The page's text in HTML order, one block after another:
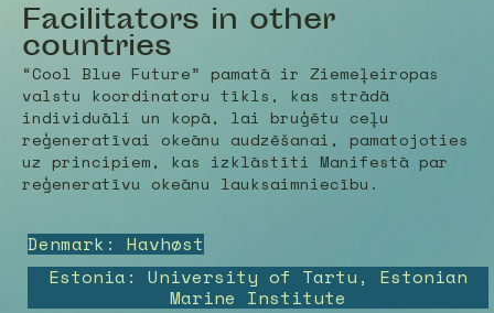
Facilitators in other
countries
“Cool Blue Future” pamatā ir Ziemeļeiropas
valstu koordinatoru tīkls, kas strādā
individuāli un kopā, lai bruģētu ceļu
reģeneratīvai okeānu audzēšanai, pamatojoties
uz principiem, kas izklāstīti Manifestā par
reģeneratīvu okeānu lauksaimniecību.
Denmark: Havhøst
Estonia: University of Tartu, Estonian
Marine Institute